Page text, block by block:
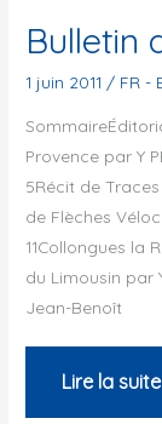
Traces
Vélocio,
RC
Anjou
Bulletin
1 juin 2011 / FR -
Provence par Y
5Récit de
de Flèches
11Collongues la
du Limousin par
Jean-Benoît
Bulletin
de
Lire la